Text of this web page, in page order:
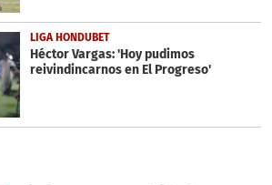
LIGA HONDUBET
Héctor Vargas: 'Hoy pudimos
reivindincarnos en El Progreso'